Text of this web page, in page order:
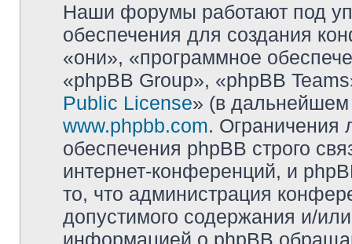
Наши форумы работают под
обеспечения для создания
«они», «программное
«phpBB Group», «phpBB
Public License» (в дальнейшем
www.phpbb.com. Ограничения
обеспечения phpBB строго
интернет-конференций, и
то, что администрация
допустимого содержания и/
информацией о phpBB